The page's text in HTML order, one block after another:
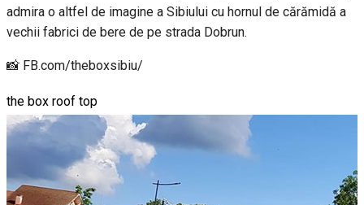
admira o altfel de imagine a Sibiului cu hornul de cărămidă a
vechii fabrici de bere de pe strada Dobrun.
📸 FB.com/theboxsibiu/
the box roof top